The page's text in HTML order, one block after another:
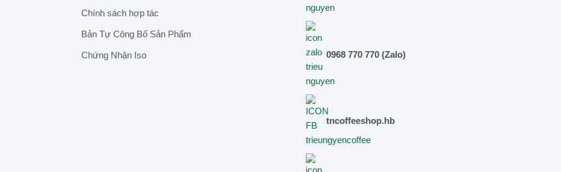
Chính sách hợp tác
Bản Tự Công Bố Sản Phẩm
Chứng Nhận Iso 0968 770 770 (Zalo)
tncoffeeshop.hb